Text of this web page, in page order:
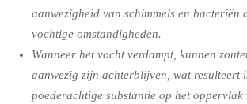
aanwezigheid van schimmels en bacteriën
vochtige omstandigheden.
Wanneer het vocht verdampt, kunnen
aanwezig zijn achterblijven, wat resulteert
poederachtige substantie op het oppervlak